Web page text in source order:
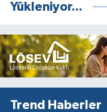
Yükleniyor...
Trend Haberler